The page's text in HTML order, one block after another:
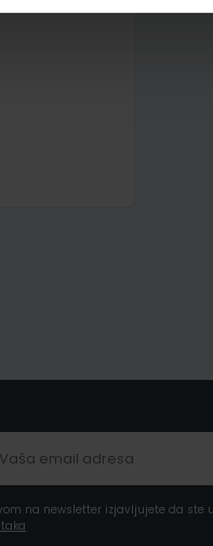
na newsletter izjavljujete da ste